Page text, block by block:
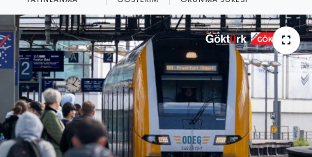
ÖZEL HABER
SAĞLIK
SPOR
TEKNOLOJİ
TİCARET